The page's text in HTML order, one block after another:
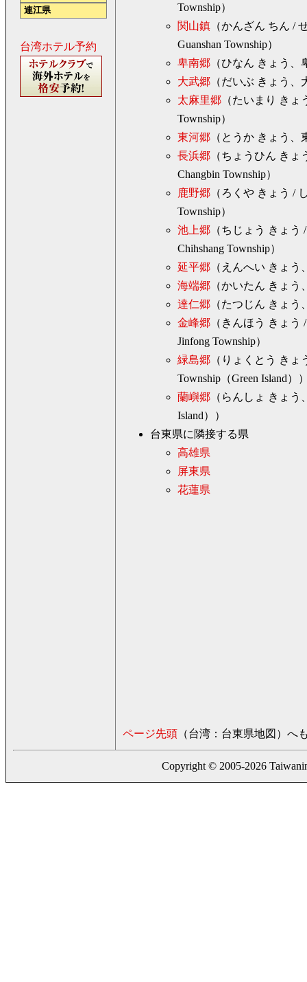
Township）
関山鎮 （かんざん ちん /
Guanshan Township）
卑南郷 （ひなん きょう、
大武郷 （だいぶ きょう
太麻里郷 （たいまり き
Township）
東河郷 （とうか きょう、
長浜郷 （ちょうひん き
Changbin Township）
鹿野郷 （ろくや きょう /
Township）
池上郷 （ちじょう きょ
Chihshang Township）
延平郷 （えんへい きょう
海端郷 （かいたん きょう
達仁郷 （たつじん きょう
金峰郷 （きんほう きょ
Jinfong Township）
緑島郷 （りょくとう き
Township（Green Island）
蘭嶼郷 （らんしょ きょう
Island））
台東県に隣接する県
高雄県
屏東県
花蓮県
ページ先頭 （台湾：台東県地図）へ
連江県
台湾ホテル予約
Copyright © 2005-2026